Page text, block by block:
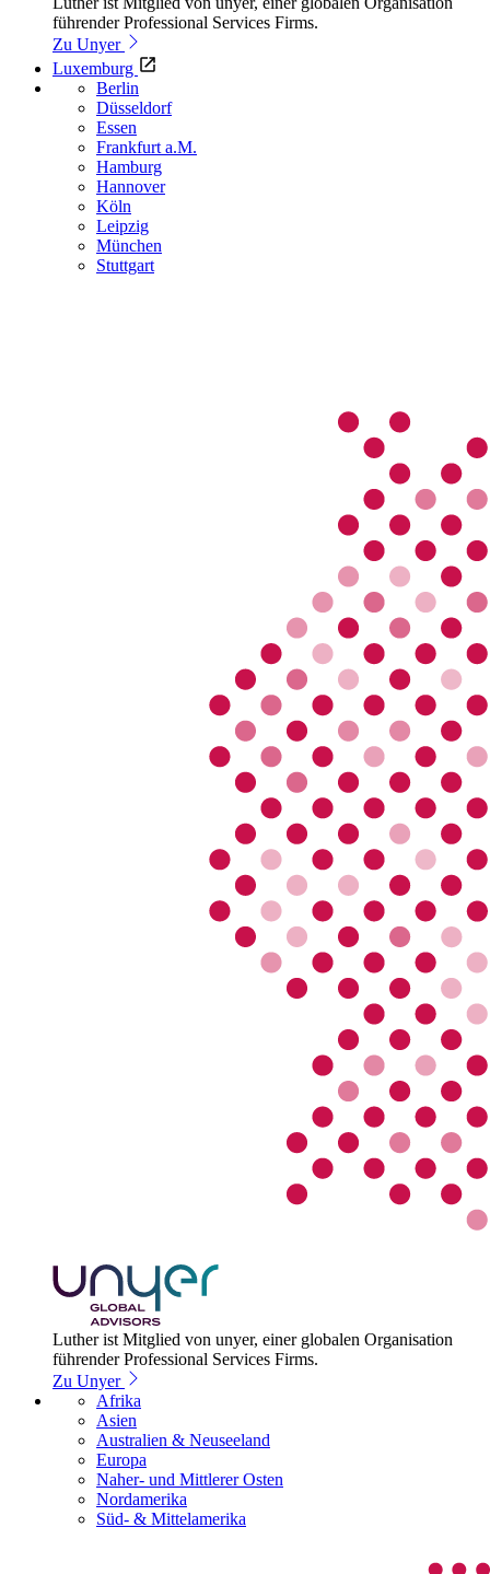
führender Professional Services Firms.
Zu Unyer
Luxemburg
Berlin
Düsseldorf
Essen
Frankfurt a.M.
Hamburg
Hannover
Köln
Leipzig
München
Stuttgart
Luther ist Mitglied von unyer, einer globalen Organisation
führender Professional Services Firms.
Zu Unyer
Afrika
Asien
Australien & Neuseeland
Europa
Naher- und Mittlerer Osten
Nordamerika
Süd- & Mittelamerika